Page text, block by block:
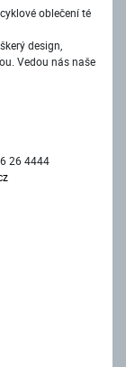
oblečení té
design,
Vedou nás naše
26 4444